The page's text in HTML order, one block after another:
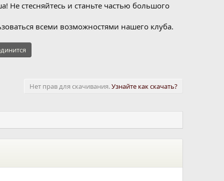
стесняйтесь и станьте частью большого
всеми возможностями нашего клуба.
Нет прав для скачивания.Узнайте как скачать?